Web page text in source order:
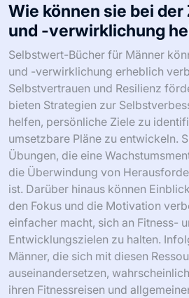
Wie können sie bei
und -verwirklichung
Selbstwert-Bücher für Männer
und -verwirklichung erheblich
Selbstvertrauen und Resilienz
bieten Strategien zur
helfen, persönliche Ziele zu
umsetzbare Pläne zu entwickeln.
Übungen, die eine
die Überwindung von
ist. Darüber hinaus können
den Fokus und die Motivation
einfacher macht, sich an Fitness-
Entwicklungszielen zu halten.
Männer, die sich mit diesen
auseinandersetzen,
ihren Fitnessreisen und